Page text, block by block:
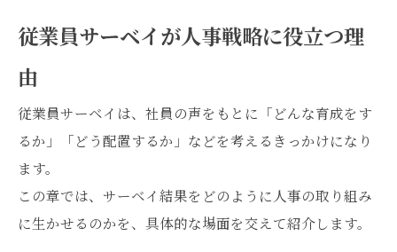
従業員サーベイが人事戦略に役立つ理
由
従業員サーベイは、社員の声をもとに「どんな育成をす
るか」「どう配置するか」などを考えるきっかけになり
ます。
この章では、サーベイ結果をどのように人事の取り組み
に生かせるのかを、具体的な場面を交えて紹介します。